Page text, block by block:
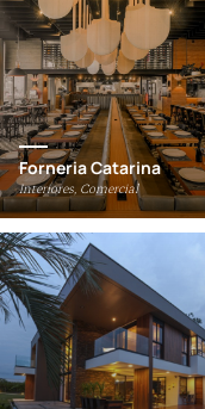
Forneria Catarina
Interiores, Comercial